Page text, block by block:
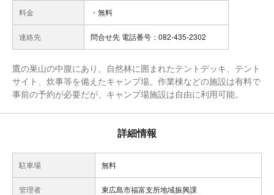
料金 ・無料
連絡先 問合せ先 電話番号：082-435-2302
鷹の巣山の中腹にあり、自然林に囲まれたテントデッキ、テント
サイト、炊事等を備えたキャンプ場。作業棟などの施設は有料で
事前の予約が必要だが、キャンプ場施設は自由に利用可能。
詳細情報
駐車場 無料
管理者 東広島市福富支所地域振興課